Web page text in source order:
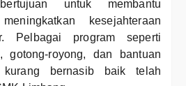
untuk membantu
kesejahteraan
Pelbagai program seperti
gotong-royong, dan bantuan
kurang bernasib baik telah